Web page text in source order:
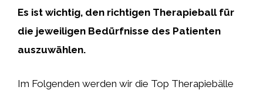
Es ist wichtig, den richtigen Therapieball für
die jeweiligen Bedürfnisse des Patienten
auszuwählen.
Im Folgenden werden wir die Top Therapiebälle